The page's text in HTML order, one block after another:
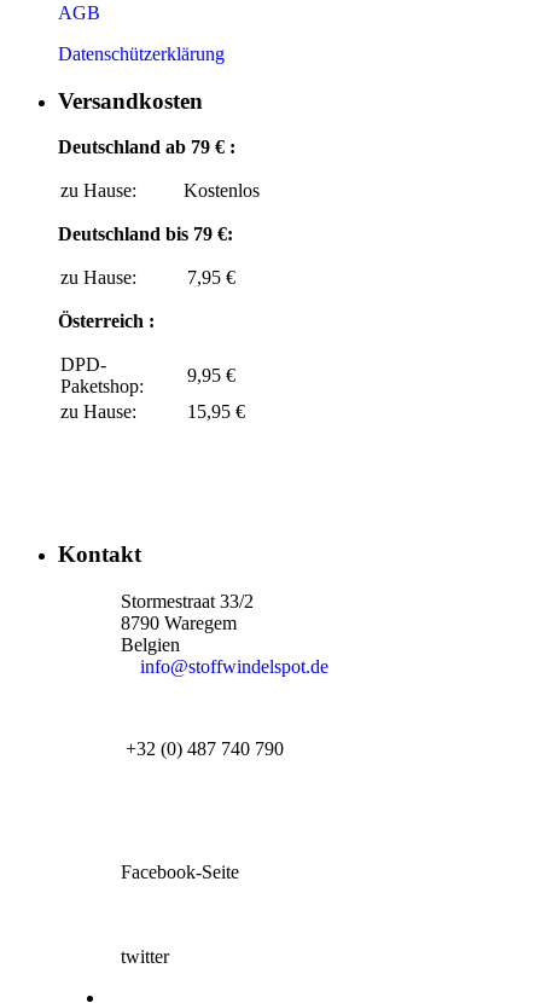
AGB
Datenschützerklärung
Versandkosten
Deutschland ab 79 € :
zu Hause: Kostenlos
Deutschland bis 79 €:
zu Hause: 7,95 €
Österreich :
DPD-
Paketshop:
9,95 €
zu Hause:
15,95 €
Kontakt
Stormestraat 33/2
8790 Waregem
Belgien
info@stoffwindelspot.de
+32 (0) 487 740 790
Facebook-Seite
twitter